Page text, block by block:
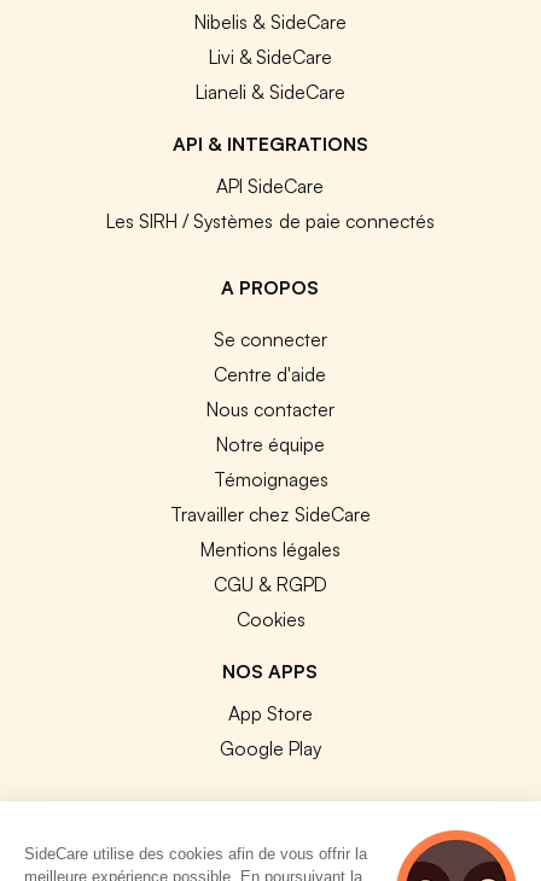
Nibelis & SideCare
Livi & SideCare
Lianeli & SideCare
API & INTEGRATIONS
API SideCare
Les SIRH / Systèmes de paie connectés
A PROPOS
Se connecter
Centre d'aide
Nous contacter
Notre équipe
Témoignages
Travailler chez SideCare
Mentions légales
CGU & RGPD
Cookies
NOS APPS
App Store
Google Play
SideCare utilise des cookies afin de vous offrir la
meilleure expérience possible. En poursuivant la